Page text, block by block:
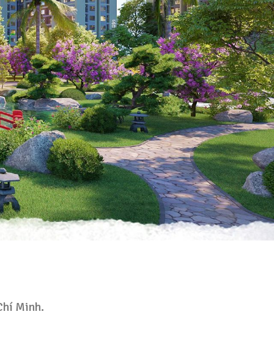
Minh.